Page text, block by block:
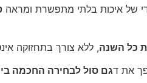
של איכות בלתי מתפשרת ומראה
כל השנה, ללא צורך בתחזוקה
את דגם סול לבחירה החכמה